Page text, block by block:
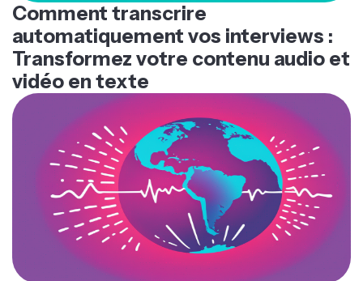
Comment transcrire
automatiquement vos interviews :
Transformez votre contenu audio et
vidéo en texte